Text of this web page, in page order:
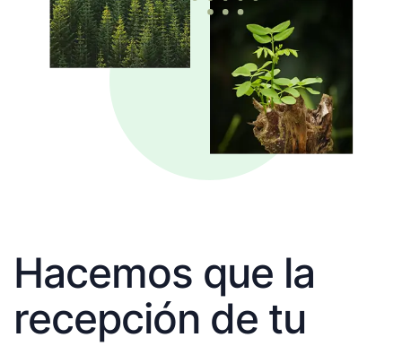
Hacemos que la
recepción de tu